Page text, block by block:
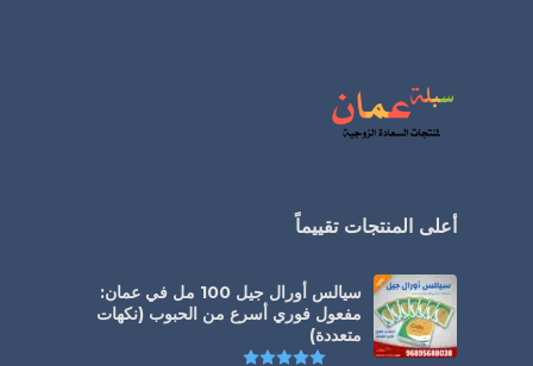
أعلى المنتجات تقييماً
سيالس أورال جيل 100 مل في عمان:
مفعول فوري أسرع من الحبوب (نكهات
متعددة)